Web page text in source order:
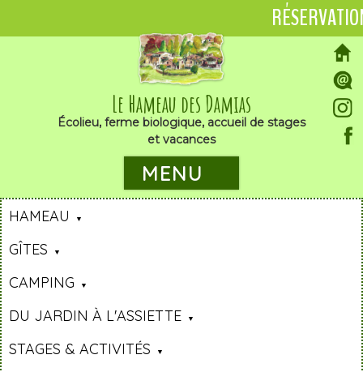
Le Hameau des Damias
Écolieu, ferme biologique, accueil de stages
et vacances
MENU
HAMEAU
GÎTES
CAMPING
DU JARDIN À L'ASSIETTE
STAGES & ACTIVITÉS